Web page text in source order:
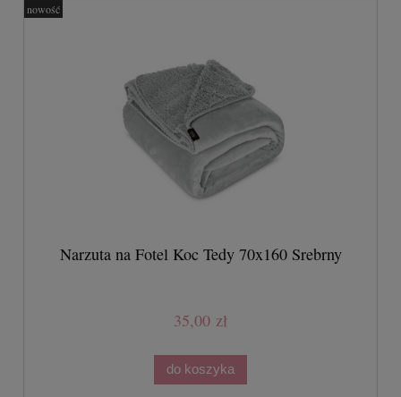
Narzuta na Fotel Koc Tedy 70x160 Srebrny
35,00 zł
do koszyka
nowość